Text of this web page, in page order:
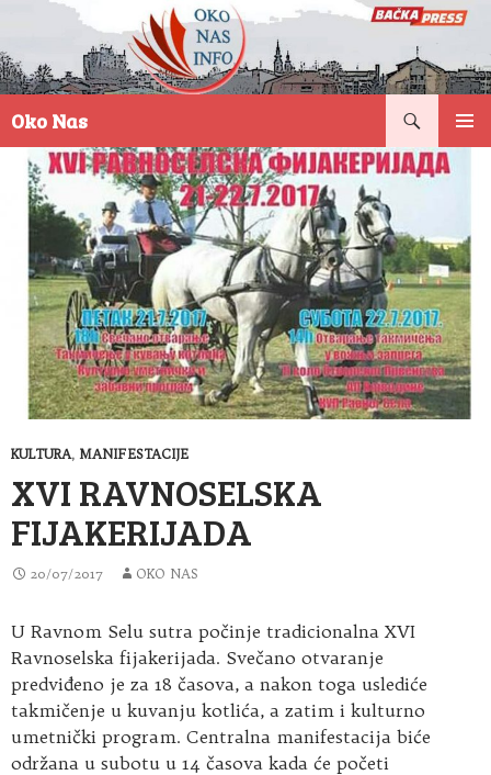
Oko Nas
NA
SADRŽAJ
KULTURA, MANIFESTACIJE
XVI RAVNOSELSKA
FIJAKERIJADA
20/07/2017 OKO NAS
U Ravnom Selu sutra počinje tradicionalna XVI
Ravnoselska fijakerijada. Svečano otvaranje
predviđeno je za 18 časova, a nakon toga uslediće
takmičenje u kuvanju kotlića, a zatim i kulturno
umetnički program. Centralna manifestacija biće
održana u subotu u 14 časova kada će početi